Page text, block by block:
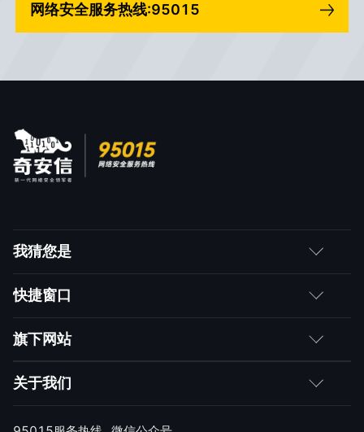
网络安全服务热线:95015
我猜您是
客户
合作伙伴
求职者
快捷窗口
如何购买
产品注册与激活
旗下网站
网神
关于我们
公司简介